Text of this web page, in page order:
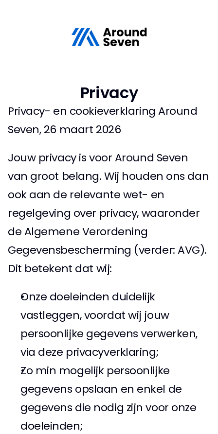
Privacy
Privacy- en cookieverklaring Around
Seven, 26 maart 2026
Jouw privacy is voor Around Seven
van groot belang. Wij houden ons dan
ook aan de relevante wet- en
regelgeving over privacy, waaronder
de Algemene Verordening
Gegevensbescherming (verder: AVG).
Dit betekent dat wij:
Onze doeleinden duidelijk
vastleggen, voordat wij jouw
persoonlijke gegevens verwerken,
via deze privacyverklaring;
Zo min mogelijk persoonlijke
gegevens opslaan en enkel de
gegevens die nodig zijn voor onze
doeleinden;